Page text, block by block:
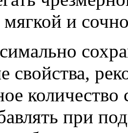
мягкой и
свойства,
количество
при